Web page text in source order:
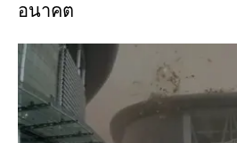
อนาคต